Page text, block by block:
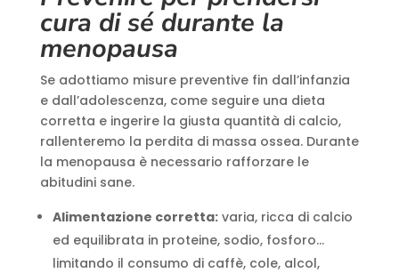
cura di sé durante la
menopausa
Se adottiamo misure preventive fin dall’infanzia
e dall’adolescenza, come seguire una dieta
corretta e ingerire la giusta quantità di calcio,
rallenteremo la perdita di massa ossea. Durante
la menopausa è necessario rafforzare le
abitudini sane.
Alimentazione corretta:varia, ricca di calcio
ed equilibrata in proteine, sodio, fosforo…
limitando il consumo di caffè, cole, alcol,